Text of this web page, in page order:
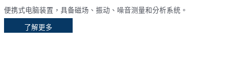
便携式电脑装置，具备磁场、振动、噪音测量和分析系统。
了解更多